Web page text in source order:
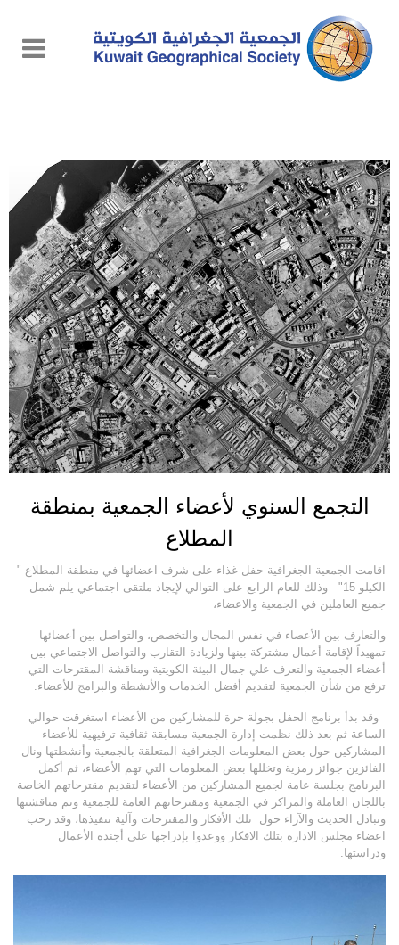
التجمع السنوي لأعضاء الجمعية بمنطقة
المطلاع
اقامت الجمعية الجغرافية حفل غذاء على شرف اعضائها في منطقة المطلاع "
الكيلو 15" وذلك للعام الرابع على التوالي لإيجاد ملتقى اجتماعي يلم شمل
جميع العاملين في الجمعية والاعضاء،
والتعارف بين الأعضاء في نفس المجال والتخصص، والتواصل بين أعضائها
تمهيداً لإقامة أعمال مشتركة بينها ولزيادة التقارب والتواصل الاجتماعي بين
أعضاء الجمعية والتعرف علي جمال البيئة الكويتية ومناقشة المقترحات التي
ترفع من شأن الجمعية لتقديم أفضل الخدمات والأنشطة والبرامج للأعضاء.
وقد بدأ برنامج الحفل بجولة حرة للمشاركين من الأعضاء استغرقت حوالي
الساعة ثم بعد ذلك نظمت إدارة الجمعية مسابقة ثقافية ترفيهية للأعضاء
المشاركين حول بعض المعلومات الجغرافية المتعلقة بالجمعية وأنشطتها ونال
الفائزين جوائز رمزية وتخللها بعض المعلومات التي تهم الأعضاء، ثم أكمل
البرنامج بجلسة عامة لجميع المشاركين من الأعضاء لتقديم مقترحاتهم الخاصة
باللجان العاملة والمراكز في الجمعية ومقترحاتهم العامة للجمعية وتم مناقشتها
وتبادل الحديث والآراء حول تلك الأفكار والمقترحات وآلية تنفيذها، وقد رحب
اعضاء مجلس الادارة بتلك الافكار ووعدوا بإدراجها علي أجندة الأعمال
ودراستها.